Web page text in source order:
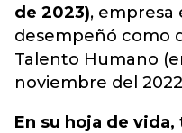
de 2023), empresa
desempeñó como
Talento Humano
noviembre del
En su hoja de